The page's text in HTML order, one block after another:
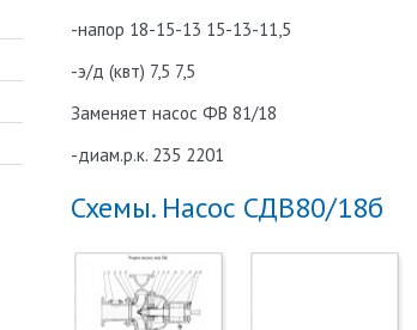
-напор 18-15-13 15-13-11,5
-э/д (квт) 7,5 7,5
Заменяет насос ФВ 81/18
-диам.р.к. 235 2201
Схемы. Насос СДВ80/18б